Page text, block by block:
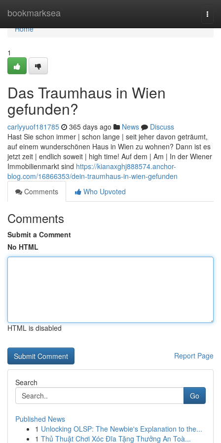
bookmarksea
Home
Home
1
Das Traumhaus in Wien
gefunden?
carlyyuof181785 365 days ago News
Discuss
Hast Sie schon immer | schon lange | seit jeher davon geträumt,
auf einem wunderschönen Haus in Wien zu wohnen? Dann ist es
jetzt zeit | endlich soweit | high time! Auf dem | Am | In der Wiener
Immobilienmarkt sind https://kianaxghj888574.anchor-
blog.com/16866353/dein-traumhaus-in-wien-gefunden
Comments
Who Upvoted
Comments
Submit a Comment
No HTML
HTML is disabled
Report Page
Search
Go
Published News
1 Unlocking OLSP: The Newbie's Explanation to the...
1 Thủ Thuật Chơi Xóc Đĩa Tặng Thưởng An Toà...